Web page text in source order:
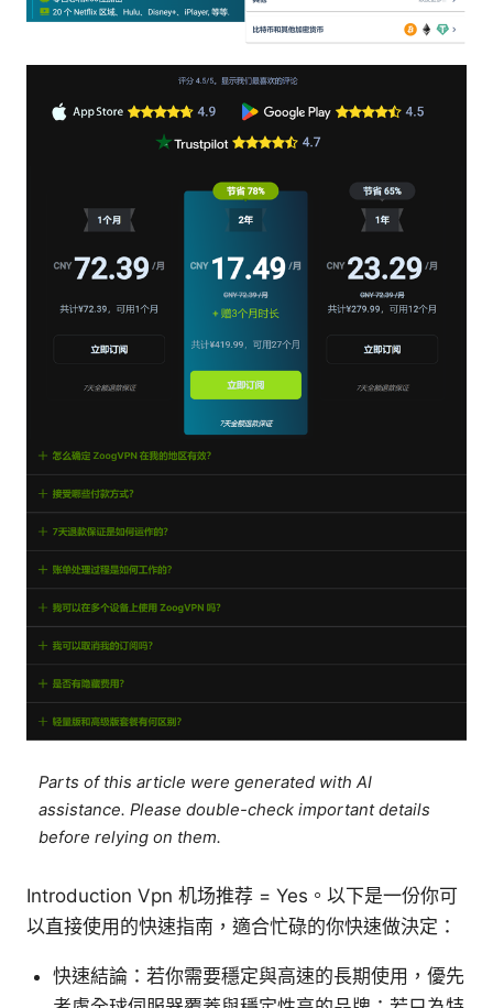
Parts of this article were generated with AI
assistance. Please double-check important details
before relying on them.
Introduction Vpn 机场推荐 = Yes。以下是一份你可
以直接使用的快速指南，適合忙碌的你快速做決定：
快速結論：若你需要穩定與高速的長期使用，優先